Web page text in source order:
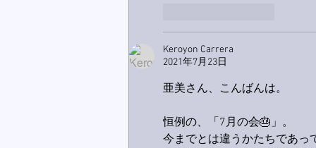
Keroyon Carrera
2021年7月23日
亜美さん、こんばんは。
恒例の、「7月の会🎂」。
今までとは違うかたちであっ